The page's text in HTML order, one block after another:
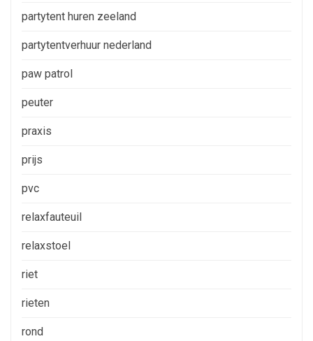
partytent huren zeeland
partytentverhuur nederland
paw patrol
peuter
praxis
prijs
pvc
relaxfauteuil
relaxstoel
riet
rieten
rond